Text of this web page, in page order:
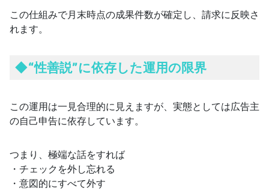
この仕組みで月末時点の成果件数が確定し、請求に反映さ
れます。
◆“性善説”に依存した運用の限界
この運用は一見合理的に見えますが、実態としては広告主
の自己申告に依存しています。
つまり、極端な話をすれば
・チェックを外し忘れる
・意図的にすべて外す